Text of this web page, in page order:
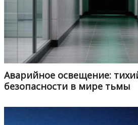
Аварийное освещение:
безопасности в мире тьмы